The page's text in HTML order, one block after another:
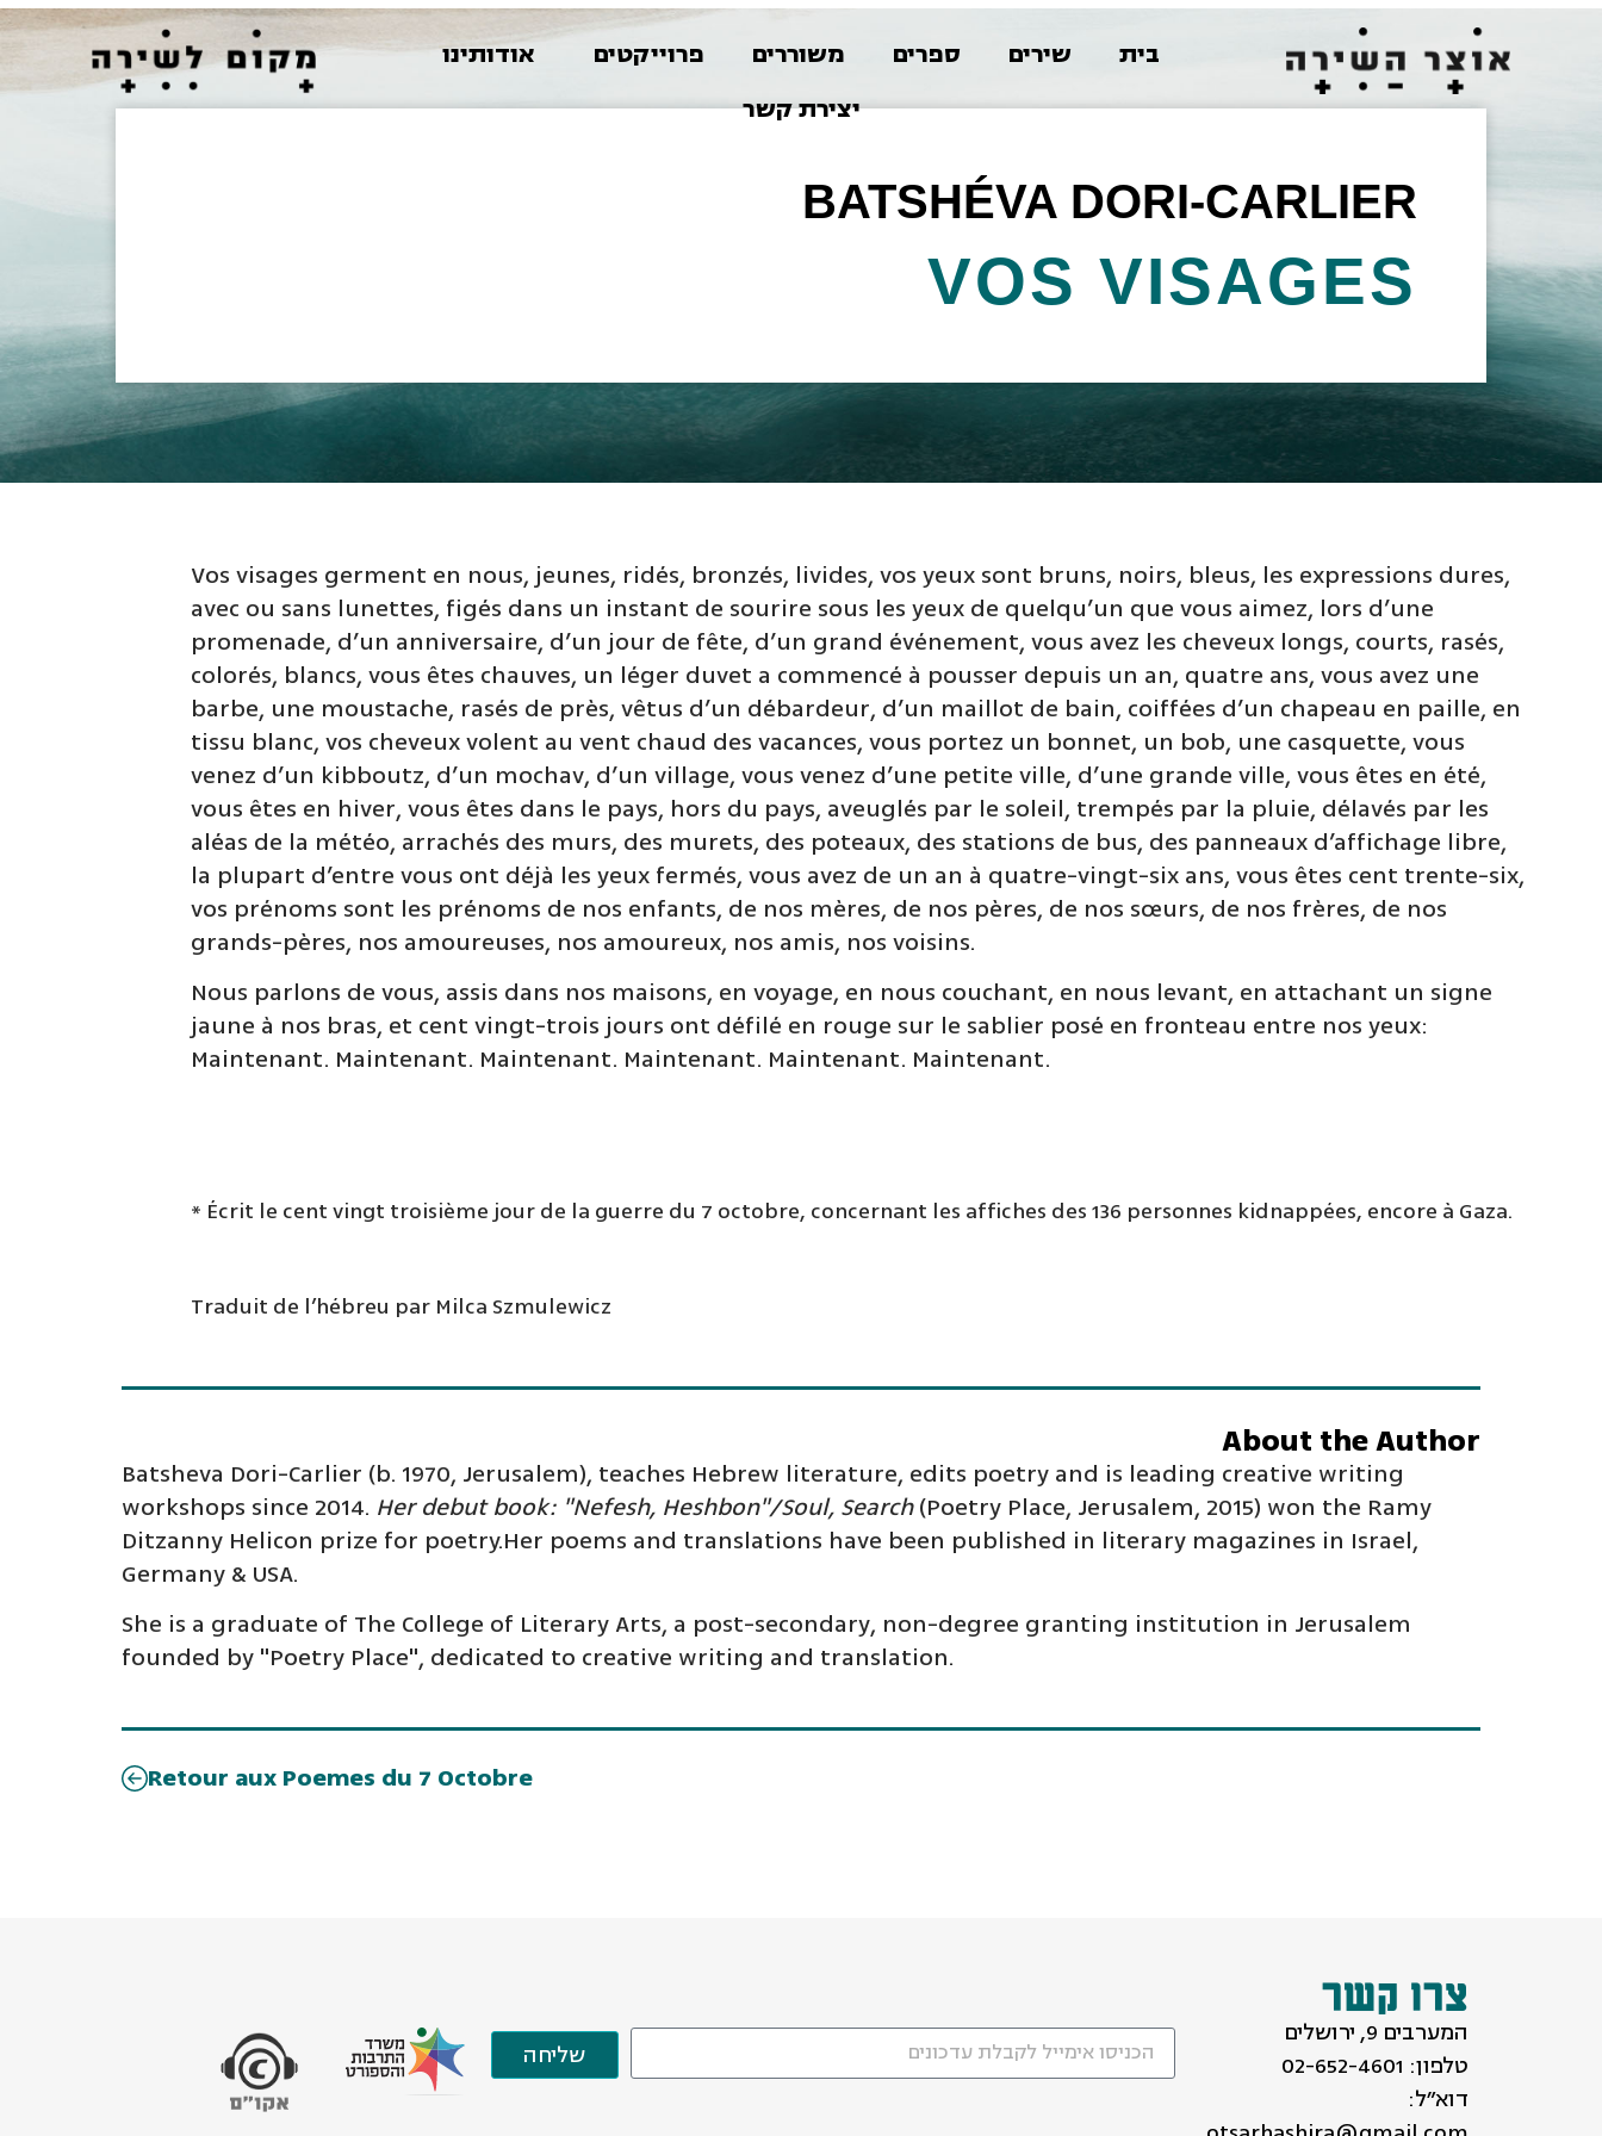
בית שירים ספרים משוררים פרוייקטים
אודותינו
יצירת קשר
BATSHÉVA DORI-CARLIER
VOS VISAGES
Vos visages germent en nous, jeunes, ridés, bronzés, livides, vos yeux sont bruns, noirs, bleus, les expressions dures,
avec ou sans lunettes, figés dans un instant de sourire sous les yeux de quelqu’un que vous aimez, lors d’une
promenade, d’un anniversaire, d’un jour de fête, d’un grand événement, vous avez les cheveux longs, courts, rasés,
colorés, blancs, vous êtes chauves, un léger duvet a commencé à pousser depuis un an, quatre ans, vous avez une
barbe, une moustache, rasés de près, vêtus d’un débardeur, d’un maillot de bain, coiffées d’un chapeau en paille, en
tissu blanc, vos cheveux volent au vent chaud des vacances, vous portez un bonnet, un bob, une casquette, vous
venez d’un kibboutz, d’un mochav, d’un village, vous venez d’une petite ville, d’une grande ville, vous êtes en été,
vous êtes en hiver, vous êtes dans le pays, hors du pays, aveuglés par le soleil, trempés par la pluie, délavés par les
aléas de la météo, arrachés des murs, des murets, des poteaux, des stations de bus, des panneaux d’affichage libre,
la plupart d’entre vous ont déjà les yeux fermés, vous avez de un an à quatre-vingt-six ans, vous êtes cent trente-six,
vos prénoms sont les prénoms de nos enfants, de nos mères, de nos pères, de nos sœurs, de nos frères, de nos
grands-pères, nos amoureuses, nos amoureux, nos amis, nos voisins.
Nous parlons de vous, assis dans nos maisons, en voyage, en nous couchant, en nous levant, en attachant un signe
jaune à nos bras, et cent vingt-trois jours ont défilé en rouge sur le sablier posé en fronteau entre nos yeux:
Maintenant. Maintenant. Maintenant. Maintenant. Maintenant. Maintenant.
* Écrit le cent vingt troisième jour de la guerre du 7 octobre, concernant les affiches des 136 personnes kidnappées, encore à Gaza.
Traduit de l’hébreu par Milca Szmulewicz
About the Author
Batsheva Dori-Carlier (b. 1970, Jerusalem), teaches Hebrew literature, edits poetry and is leading creative writing
workshops since 2014. Her debut book: "Nefesh, Heshbon"/Soul, Search(Poetry Place, Jerusalem, 2015) won the Ramy
Ditzanny Helicon prize for poetry.Her poems and translations have been published in literary magazines in Israel,
Germany & USA.
She is a graduate of The College of Literary Arts, a post-secondary, non-degree granting institution in Jerusalem
founded by "Poetry Place", dedicated to creative writing and translation.
Retour aux Poemes du 7 Octobre
צרו קשר
המערבים 9, ירושלים
טלפון: 02-652-4601
דוא״ל:
שליחה